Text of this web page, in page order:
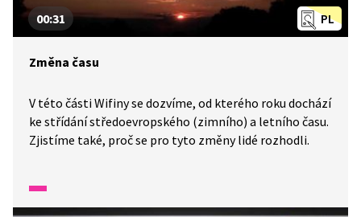
PL
00:31
Změna času
V této části Wifiny se dozvíme, od kterého roku dochází
ke střídání středoevropského (zimního) a letního času.
Zjistíme také, proč se pro tyto změny lidé rozhodli.